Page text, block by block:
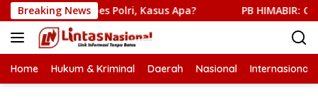
Langsung
ke
konten
Breaking News
Mabes Polri, Kasus Apa? PB HIMABIR: Cetak
Home Hukum & Kriminal Daerah Nasional Internasional